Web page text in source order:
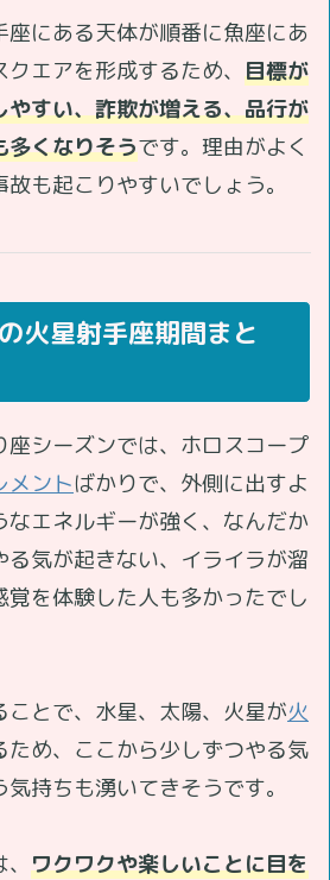
座にある天体が順番に魚座にあ
エアを形成するため、 目標が
すい、詐欺が増える、品行が
多くなりそうです。理由がよく
も起こりやすいでしょう。
火星射手座期間まと
シーズンでは、ホロスコープ
メントばかりで、外側に出すよ
なエネルギーが強く、なんだか
る気が起きない、イライラが溜
覚を体験した人も多かったでし
ことで、水星、太陽、火星が火
ため、ここから少しずつやる気
持ちも湧いてきそうです。
ワクワクや楽しいことに目を